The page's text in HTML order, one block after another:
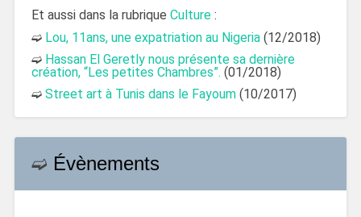
Et aussi dans la rubrique Culture:
➫ Lou, 11ans, une expatriation au Nigeria(12/2018)
➫ Hassan El Geretly nous présente sa dernière
création, “Les petites Chambres”. (01/2018)
➫ Street art à Tunis dans le Fayoum(10/2017)
➫ Évènements